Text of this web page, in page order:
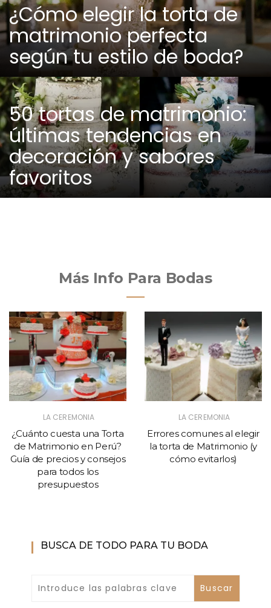
¿Cómo elegir la torta de
matrimonio perfecta
según tu estilo de boda?
50 tortas de matrimonio:
últimas tendencias en
decoración y sabores
favoritos
Más Info Para Bodas
LA CEREMONIA
¿Cuánto cuesta una Torta
de Matrimonio en Perú?
Guía de precios y consejos
para todos los
presupuestos
LA CEREMONIA
Errores comunes al elegir
la torta de Matrimonio (y
cómo evitarlos)
BUSCA DE TODO PARA TU BODA